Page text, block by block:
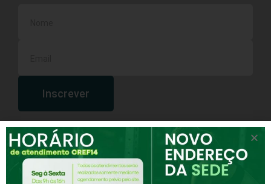
Inscrever